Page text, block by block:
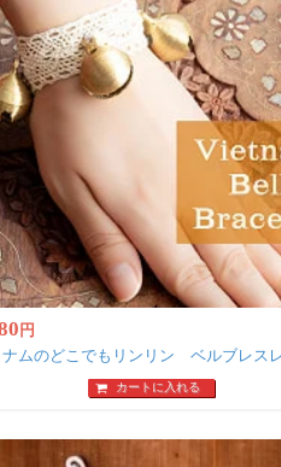
円
ムのどこでもリンリン ベルブレス
カートに入れる